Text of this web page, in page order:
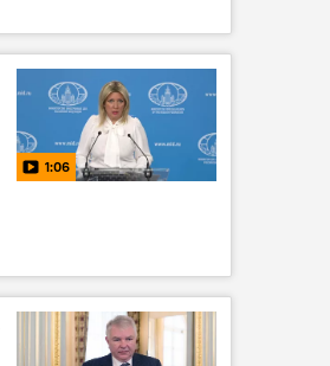
1:06